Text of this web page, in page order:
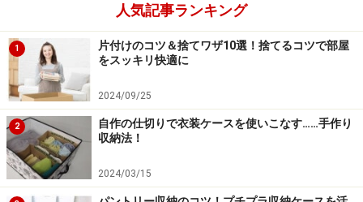
書類整理の3則・その3：見出しをつける
すでに当たり前なことですが、
ます。会議や提出用の大事な書類には見出しのシールを
貼っていても、関連資料にはつけていないというケース
もあるのでは？ 忙しいと後回しにしがちですがポストイ
ット式の見出しなら、フォルダーに入れるついでに走り
書きしたまま貼れるので簡単です。
人気記事ランキング
1
片付けのコツ＆捨てワザ10選！捨てるコツで部屋
をスッキリ快適に
2024/09/25
2
自作の仕切りで衣装ケースを使いこなす……手作り
収納法！
2024/03/15